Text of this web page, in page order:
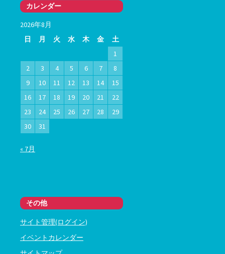
カレンダー
2026年8月
日
月 火 水 木 金
土
1
2
3 4 5 6 7
8
9
10 11 12 13 14
15
16
17 18 19 20 21
22
23
24 25 26 27 28
29
30
31
« 7月
その他
サイト管理(ログイン)
イベントカレンダー